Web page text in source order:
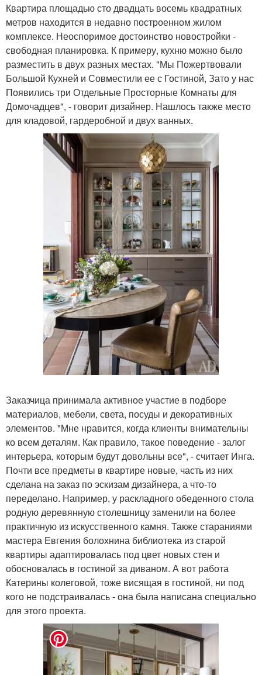
Квартира площадью сто двадцать восемь квадратных
метров находится в недавно построенном жилом
комплексе. Неоспоримое достоинство новостройки -
свободная планировка. К примеру, кухню можно было
разместить в двух разных местах. "Мы Пожертвовали
Большой Кухней и Совместили ее с Гостиной, Зато у нас
Появились три Отдельные Просторные Комнаты для
Домочадцев", - говорит дизайнер. Нашлось также место
для кладовой, гардеробной и двух ванных.
Заказчица принимала активное участие в подборе
материалов, мебели, света, посуды и декоративных
элементов. "Мне нравится, когда клиенты внимательны
ко всем деталям. Как правило, такое поведение - залог
интерьера, которым будут довольны все", - считает Инга.
Почти все предметы в квартире новые, часть из них
сделана на заказ по эскизам дизайнера, а что-то
переделано. Например, у раскладного обеденного стола
родную деревянную столешницу заменили на более
практичную из искусственного камня. Также стараниями
мастера Евгения болохнина библиотека из старой
квартиры адаптировалась под цвет новых стен и
обосновалась в гостиной за диваном. А вот работа
Катерины колеговой, тоже висящая в гостиной, ни под
кого не подстраивалась - она была написана специально
для этого проекта.